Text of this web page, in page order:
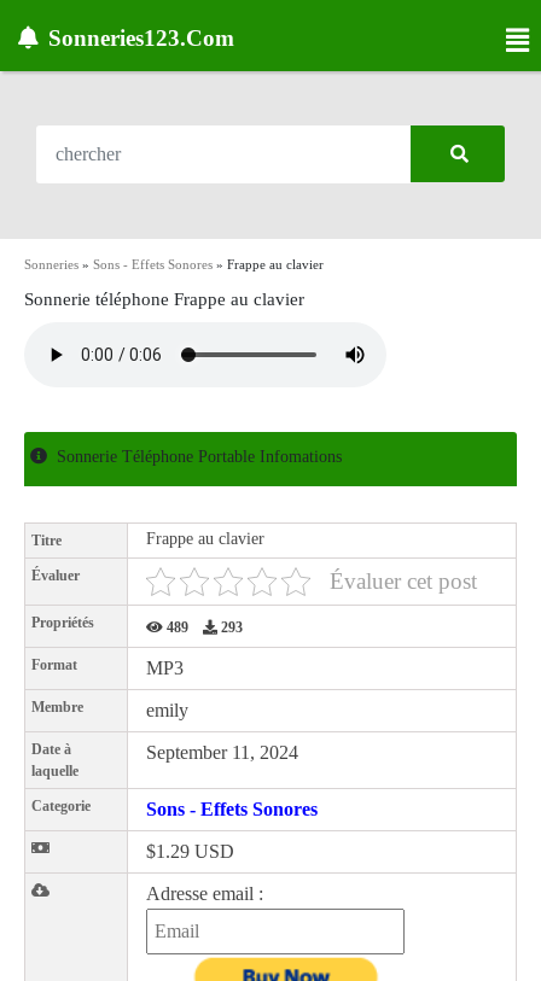
Sonneries123.Com
Sonneries » Sons - Effets Sonores » Frappe au clavier
Sonnerie téléphone Frappe au clavier
Sonnerie Téléphone Portable Infomations
Titre Frappe au clavier
Évaluer Évaluer cet post
Propriétés 489 293
Format MP3
Membre emily
Date à
laquelle
September 11, 2024
Categorie Sons - Effets Sonores
$1.29 USD
Adresse email :